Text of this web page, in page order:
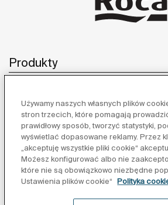
Produkty
Obsługa klienta
O nas
Używamy naszych własnych plików
stron trzecich, które pomagają
prawidłowy sposób, tworzyć statystyki,
wyświetlać dopasowane reklamy. Przez
„akceptuję wszystkie pliki cookie“
Możesz konfigurować albo nie
które nie są obowiązkowo niezbędne
Ustawienia plików cookie“
Polityka